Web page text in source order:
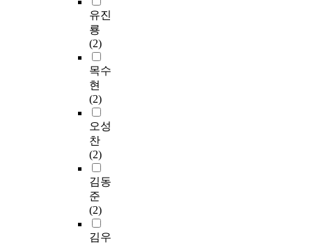
유진
룡
(2)
목수
현
(2)
오성
찬
(2)
김동
준
(2)
김우